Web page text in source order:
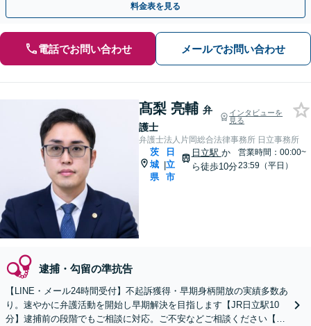
料金表を見る
電話でお問い合わせ メールでお問い合わせ
髙梨 亮輔 弁
護士
インタビューを
見る
弁護士法人片岡総合法律事務所 日立事務所
茨
城
県
|
日
立
市
日立駅 か
ら徒歩10分
営業時間：00:00~
23:59（平日）
逮捕・勾留の準抗告
【LINE・メール24時間受付】不起訴獲得・早期身柄開放の実績多数あ
り。速やかに弁護活動を開始し早期解決を目指します【JR日立駅10
分】逮捕前の段階でもご相談に対応。ご不安などご相談ください【土